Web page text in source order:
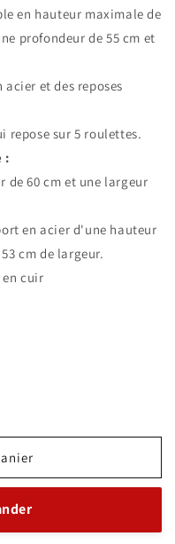
en hauteur maximale de
profondeur de 55 cm et
et des reposes
repose sur 5 roulettes.
:
de 60 cm et une largeur
en acier d'une hauteur
cm de largeur.
cuir